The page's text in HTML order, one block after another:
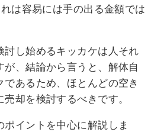
は容易には手の出る金額では
討し始めるキッカケは人それ
が、結論から言うと、解体自
であるため、ほとんどの空き
却を検討するべきです。
ポイントを中心に解説しま